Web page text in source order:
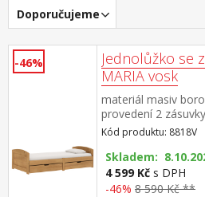
Doporučujeme
-46%
Jednolůžko se
MARIA vosk
materiál masiv
provedení 2
jsou v ceně cena
laťkový) bez
matrace 90 × 200
Kód produktu: 8818V
Skladem:
4 599 Kč s DPH
-46% 8 590 Kč **